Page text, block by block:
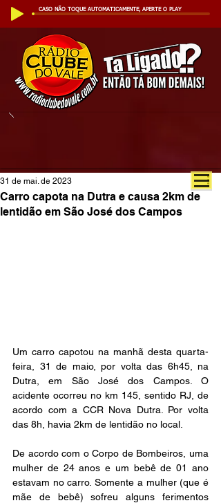
CASO NÃO TOQUE AUTOMATICAMENTE, APERTE O PLAY
Carro capota na Dutra e causa 2km de
lentidão em São José dos Campos
31 de mai. de 2023
Um carro capotou na manhã desta quarta-
feira, 31 de maio, por volta das 6h45, na
Dutra, em São José dos Campos. O
acidente ocorreu no km 145, sentido RJ, de
acordo com a CCR Nova Dutra. Por volta
das 8h, havia 2km de lentidão no local.
De acordo com o Corpo de Bombeiros, uma
mulher de 24 anos e um bebê de 01 ano
estavam no carro. Somente a mulher (que é
mãe de bebê) sofreu alguns ferimentos